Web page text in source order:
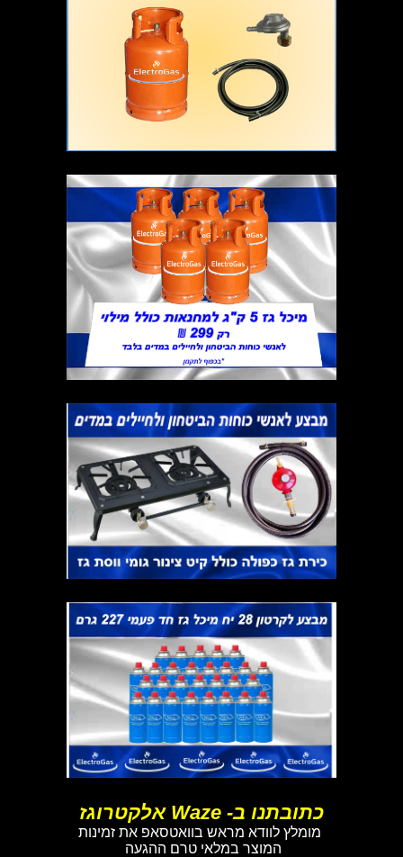
כתובתנו ב- Waze אלקטרוגז
מומלץ לוודא מראש בוואטסאפ את זמינות
המוצר במלאי טרם ההגעה